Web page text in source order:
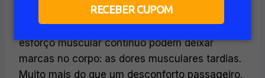
RECEBER CUPOM
Quem pratica surf sabe que a intensidade dos
movimentos, a exigência cardiovascular e o
esforço muscular contínuo podem deixar
marcas no corpo: as dores musculares tardias.
Muito mais do que um desconforto passageiro,